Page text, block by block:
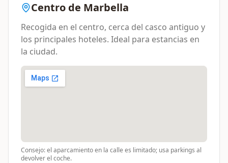
Centro de Marbella
Recogida en el centro, cerca del casco antiguo y
los principales hoteles. Ideal para estancias en
la ciudad.
Consejo: el aparcamiento en la calle es limitado; usa parkings al
devolver el coche.